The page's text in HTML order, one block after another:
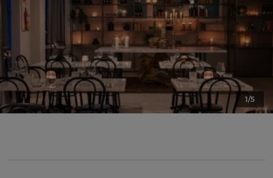
1/5